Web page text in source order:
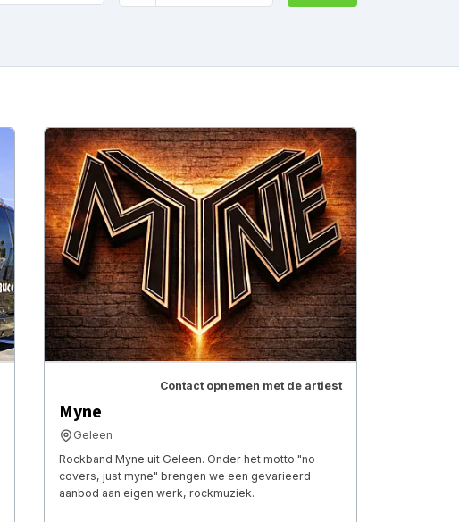
Contact opnemen met de artiest
Myne
Geleen
Rockband Myne uit Geleen. Onder het motto "no
covers, just myne" brengen we een gevarieerd
aanbod aan eigen werk, rockmuziek.